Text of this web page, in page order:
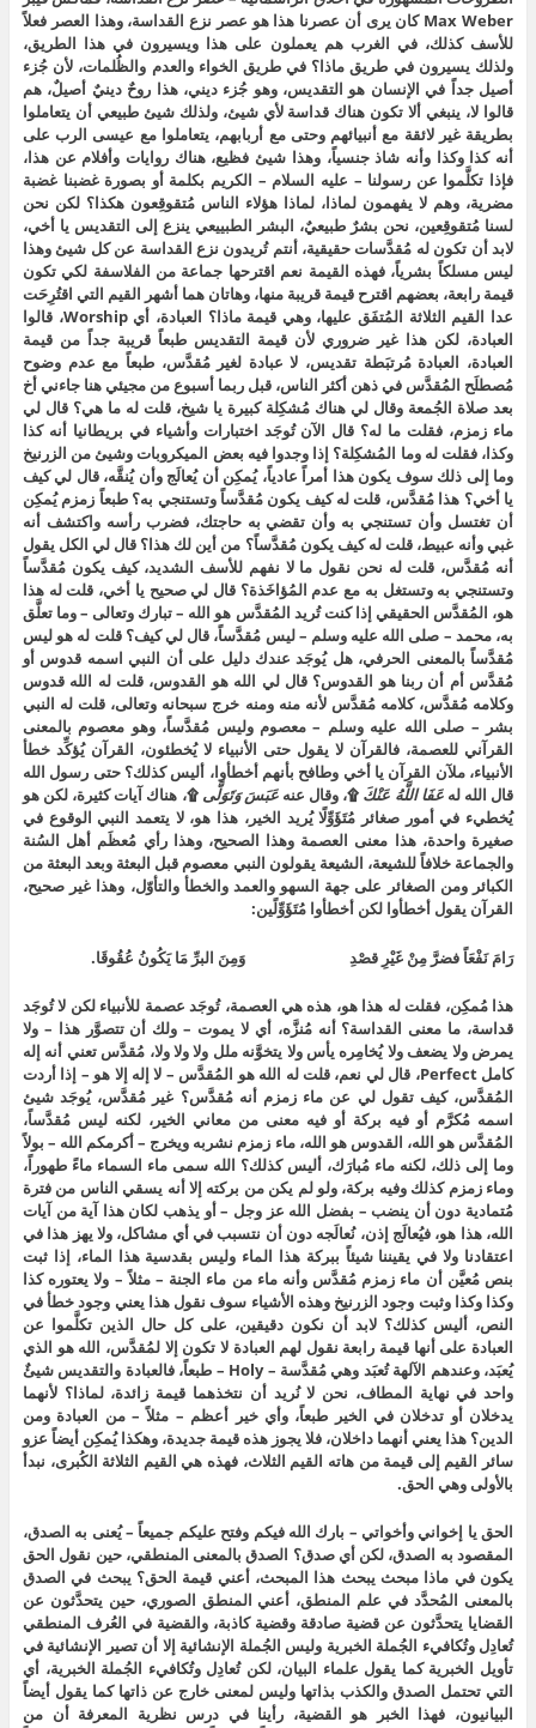
Max Weber كان يرى أن عصرنا هذا هو عصر نزع القداسة، وهذا العصر فعلاً
للأسف كذلك، في الغرب هم يعملون على هذا ويسيرون في هذا الطريق،
ولذلك يسيرون في طريق ماذا؟ في طريق الخواء والعدم والظُلمات، لأن جُزء
أصيل جداً في الإنسان هو التقديس، وهو جُزء ديني، هذا روحٌ دينيٌ أصيلٌ، هم
قالوا لا، ينبغي ألا تكون هناك قداسة لأي شيئ، ولذلك شيئ طبيعي أن يتعاملوا
بطريقة غير لائقة مع أنبيائهم وحتى مع أربابهم، يتعاملوا مع عيسى الرب على
أنه كذا وكذا وأنه شاذ جنسياً، وهذا شيئ فظيع، هناك روايات وأفلام عن هذا،
فإذا تكلَّموا عن رسولنا – عليه السلام – الكريم بكلمة أو بصورة غضبنا غضبة
مضرية، وهم لا يفهمون لماذا، لماذا هؤلاء الناس مُتقوقِعون هكذا؟ لكن نحن
لسنا مُتقوقِعين، نحن بشرٌ طبيعيٌ، البشر الطبييعي ينزع إلى التقديس يا أخي،
لابد أن تكون له مُقدَّسات حقيقية، أنتم تُريدون نزع القداسة عن كل شيئ وهذا
ليس مسلكاً بشرياً، فهذه القيمة نعم اقترحها جماعة من الفلاسفة لكي تكون
قيمة رابعة، بعضهم اقترح قيمة قريبة منها، وهاتان هما أشهر القيم التي اقتُرِحَت
عدا القيم الثلاثة المُتفَق عليها، وهي قيمة ماذا؟ العبادة، أي Worship، قالوا
العبادة، لكن هذا غير ضروري لأن قيمة التقديس طبعاً قريبة جداً من قيمة
العبادة، العبادة مُرتبَطة تقديس، لا عبادة لغير مُقدَّس، طبعاً مع عدم وضوح
مُصطلَح المُقدَّس في ذهن أكثر الناس، قبل ربما أسبوع من مجيئي هنا جاءني أخ
بعد صلاة الجُمعة وقال لي هناك مُشكِلة كبيرة يا شيخ، قلت له ما هي؟ قال لي
ماء زمزم، فقلت ما له؟ قال الآن تُوجَد اختبارات وأشياء في بريطانيا أنه كذا
وكذا، فقلت له وما المُشكِلة؟ إذا وجدوا فيه بعض الميكروبات وشيئ من الزرنيخ
وما إلى ذلك سوف يكون هذا أمراً عادياً، يُمكِن أن يُعالَج وأن يُنقَّه، قال لي كيف
يا أخي؟ هذا مُقدَّس، قلت له كيف يكون مُقدَّساً وتستنجي به؟ طبعاً زمزم يُمكِن
أن تغتسل وأن تستنجي به وأن تقضي به حاجتك، فضرب رأسه واكتشف أنه
غبي وأنه عبيط، قلت له كيف يكون مُقدَّساً؟ من أين لك هذا؟ قال لي الكل يقول
أنه مُقدَّس، قلت له نحن نقول ما لا نفهم للأسف الشديد، كيف يكون مُقدَّساً
وتستنجي به وتستغل به مع عدم المُؤاخَذة؟ قال لي صحيح يا أخي، قلت له هذا
هو، المُقدَّس الحقيقي إذا كنت تُريد المُقدَّس هو الله – تبارك وتعالى – وما تعلَّق
به، محمد – صلى الله عليه وسلم – ليس مُقدَّساً، قال لي كيف؟ قلت له هو ليس
مُقدَّساً بالمعنى الحرفي، هل يُوجَد عندك دليل على أن النبي اسمه قدوس أو
مُقدَّس أم أن ربنا هو القدوس؟ قال لي الله هو القدوس، قلت له الله قدوس
وكلامه مُقدَّس، كلامه مُقدَّس لأنه منه ومنه خرج سبحانه وتعالى، قلت له النبي
بشر – صلى الله عليه وسلم – معصوم وليس مُقدَّساً، وهو معصوم بالمعنى
القرآني للعصمة، فالقرآن لا يقول حتى الأنبياء لا يُخطئون، القرآن يُؤكِّد خطأ
الأنبياء، ملآن القرآن يا أخي وطافح بأنهم أخطأوا، أليس كذلك؟ حتى رسول الله
قال الله لهعَفَا اللَّهُ عَنْكَ ۩، وقال عنهعَبَسَ وَتَوَلَّى۩، هناك آيات كثيرة، لكن هو
يُخطيء في أمور صغائر مُتَؤَوِّلًا يُريد الخير، هذا هو، لا يتعمد النبي الوقوع في
صغيرة واحدة، هذا معنى العصمة وهذا الصحيح، وهذا رأي مُعظَم أهل السُنة
والجماعة خلافاً للشيعة، الشيعة يقولون النبي معصوم قبل البعثة وبعد البعثة من
الكبائر ومن الصغائر على جهة السهو والعمد والخطأ والتأوّل، وهذا غير صحيح،
القرآن يقول أخطأوا لكن أخطأوا مُتَؤَوِّلًين:
رَامَ نَفْعَاً فضرَّ مِنْ غَيْرِ قصْدِ وَمِنَ البرِّ مَا يَكُونُ عُقُوقَا.
هذا مُمكِن، فقلت له هذا هو، هذه هي العصمة، تُوجَد عصمة للأنبياء لكن لا تُوجَد
قداسة، ما معنى القداسة؟ أنه مُنزَّه، أي لا يموت – ولك أن تتصوَّر هذا – ولا
يمرض ولا يضعف ولا يُخامِره يأس ولا يتخوَّنه ملل ولا ولا ولا، مُقدَّس تعني أنه إله
كامل Perfect، قال لي نعم، قلت له الله هو المُقدَّس – لا إله إلا هو – إذا أردت
المُقدَّس، كيف تقول لي عن ماء زمزم أنه مُقدَّس؟ غير مُقدَّس، يُوجَد شيئ
اسمه مُكرَّم أو فيه بركة أو فيه معنى من معاني الخير، لكنه ليس مُقدَّساً،
المُقدَّس هو الله، القدوس هو الله، ماء زمزم نشربه ويخرج – أكرمكم الله – بولاً
وما إلى ذلك، لكنه ماء مُبارَك، أليس كذلك؟ الله سمى ماء السماء ماءً طهوراً،
وماء زمزم كذلك وفيه بركة، ولو لم يكن من بركته إلا أنه يسقي الناس من فترة
مُتمادية دون أن ينضب – بفضل الله عز وجل – أو يذهب لكان هذا آية من آيات
الله، هذا هو، فيُعالَج إذن، نُعالَجه دون أن نتسبب في أي مشاكل، ولا يهز هذا في
اعتقادنا ولا في يقيننا شيئاً ببركة هذا الماء وليس بقدسية هذا الماء، إذا ثبت
بنص مُعيَّن أن ماء زمزم مُقدَّس وأنه ماء من ماء الجنة – مثلاً – ولا يعتوره كذا
وكذا وكذا وثبت وجود الزرنيخ وهذه الأشياء سوف نقول هذا يعني وجود خطأ في
النص، أليس كذلك؟ لابد أن نكون دقيقين، على كل حال الذين تكلَّموا عن
العبادة على أنها قيمة رابعة نقول لهم العبادة لا تكون إلا لمُقدَّس، الله هو الذي
يُعبَد، وعندهم الآلهة تُعبَد وهي مُقدَّسة – Holy – طبعاً، فالعبادة والتقديس شيئٌ
واحد في نهاية المطاف، نحن لا نُريد أن نتخذهما قيمة زائدة، لماذا؟ لأنهما
يدخلان أو تدخلان في الخير طبعاً، وأي خير أعظم – مثلاً – من العبادة ومن
الدين؟ هذا يعني أنهما داخلان، فلا يجوز هذه قيمة جديدة، وهكذا يُمكِن أيضاً عزو
سائر القيم إلى قيمة من هاته القيم الثلاث، فهذه هي القيم الثلاثة الكُبرى، نبدأ
بالأولى وهي الحق.
الحق يا إخواني وأخواتي – بارك الله فيكم وفتح عليكم جميعاً – يُعنى به الصدق،
المقصود به الصدق، لكن أي صدق؟ الصدق بالمعنى المنطقي، حين نقول الحق
يكون في ماذا مبحث يبحث هذا المبحث، أعني قيمة الحق؟ يبحث في الصدق
بالمعنى المُحدَّد في علم المنطق، أعني المنطق الصوري، حين يتحدَّثون عن
القضايا يتحدَّثون عن قضية صادقة وقضية كاذبة، والقضية في العُرف المنطقي
تُعادِل وتُكافيء الجُملة الخبرية وليس الجُملة الإنشائية إلا أن تصير الإنشائية في
تأويل الخبرية كما يقول علماء البيان، لكن تُعادِل وتُكافيء الجُملة الخبرية، أي
التي تحتمل الصدق والكذب بذاتها وليس لمعنى خارج عن ذاتها كما يقول أيضاً
البيانيون، فهذا الخبر هو القضية، رأينا في درس نظرية المعرفة أن من